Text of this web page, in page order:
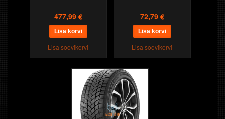
477,99 €
Lisa soovikorvi
72,79 €
Lisa soovikorvi